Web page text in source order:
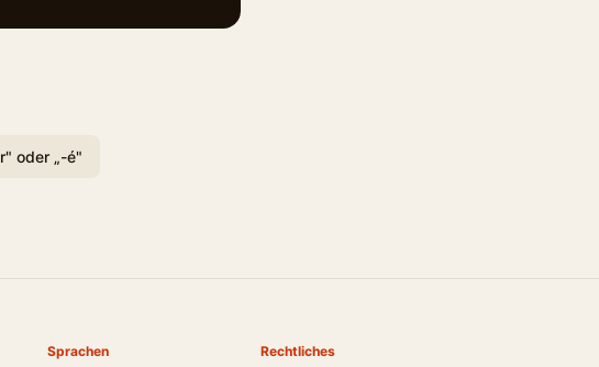
oder „-é"
Sprachen Rechtliches